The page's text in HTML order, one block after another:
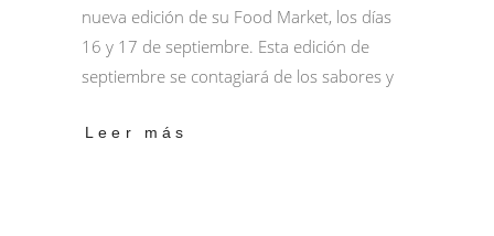
nueva edición de su Food Market, los días
16 y 17 de septiembre. Esta edición de
septiembre se contagiará de los sabores y
Leer más